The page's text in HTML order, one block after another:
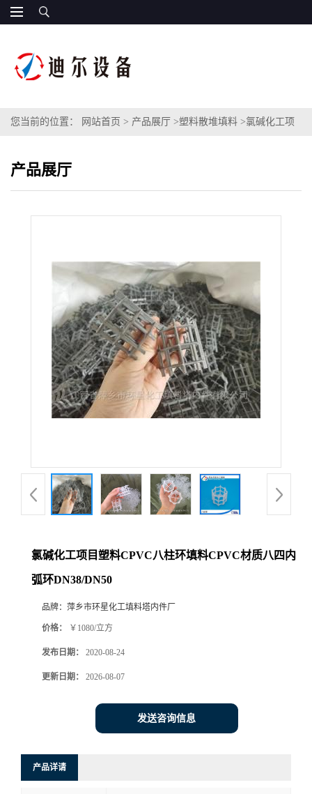
您当前的位置： 网站首页 > 产品展厅 >塑料散堆填料 >氯碱化工项
产品展厅
氯碱化工项目塑料CPVC八柱环填料CPVC材质八四内
弧环DN38/DN50
品牌： 萍乡市环星化工填料塔内件厂
价格： ￥1080/立方
发布日期： 2020-08-24
更新日期： 2026-08-07
发送咨询信息
产品详请